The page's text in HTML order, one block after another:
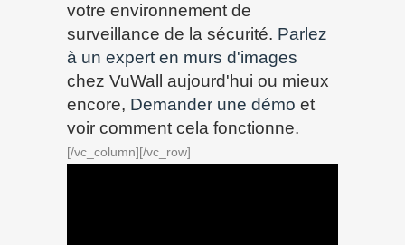
votre environnement de
surveillance de la sécurité. Parlez
à un expert en murs d'images
chez VuWall aujourd'hui ou mieux
encore, Demander une démo et
voir comment cela fonctionne.
[/vc_column][/vc_row]